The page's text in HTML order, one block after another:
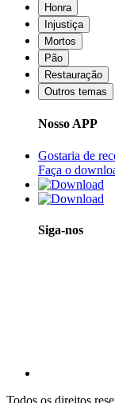
Honra
Injustiça
Mortos
Pão
Restauração
Outros temas
Nosso APP
Gostaria de
Faça o
Siga-nos
Todos os direitos